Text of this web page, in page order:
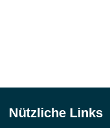
Nützliche Links